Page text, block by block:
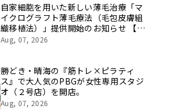
自家細胞を用いた新しい薄毛治療「マ
イクログラフト薄毛療法（毛包皮膚組
織移植法）」提供開始のお知らせ 【医
療法人社団 青真会 青山エルクリニ
Aug, 07, 2026
勝どき・晴海の『筋トレ×ピラティ
ス』で大人気のPBGが女性専用スタジ
オ（２号店）を開店。
Aug, 07, 2026